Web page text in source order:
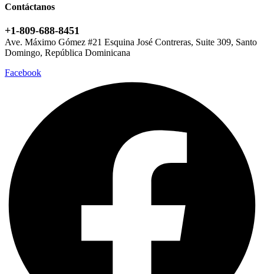
Contáctanos
+1-809-688-8451
Ave. Máximo Gómez #21 Esquina José Contreras, Suite 309, Santo
Domingo, República Dominicana
Facebook